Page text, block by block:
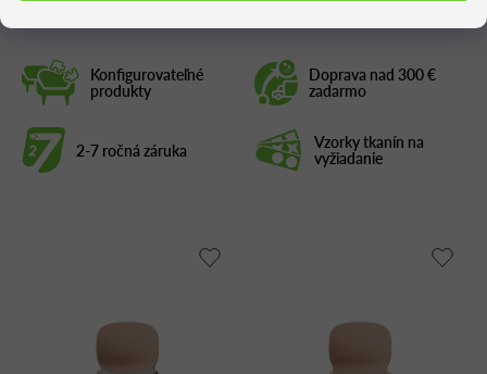
Konfigurovateľné
produkty
Doprava nad 300 €
zadarmo
2-7 ročná záruka Vzorky tkanín na
vyžiadanie